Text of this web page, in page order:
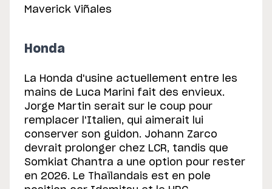
Maverick Viñales
Honda
La Honda d'usine actuellement entre les
mains de Luca Marini fait des envieux.
Jorge Martin serait sur le coup pour
remplacer l'Italien, qui aimerait lui
conserver son guidon. Johann Zarco
devrait prolonger chez LCR, tandis que
Somkiat Chantra a une option pour rester
en 2026. Le Thaïlandais est en pole